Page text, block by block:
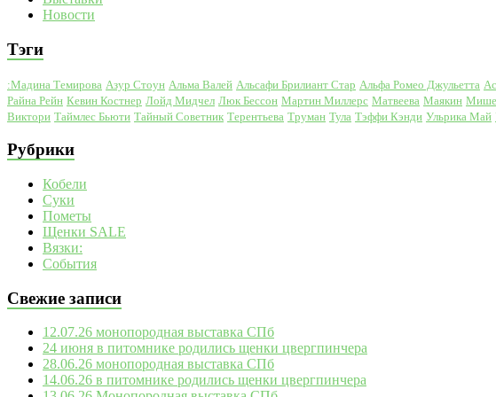
Новости
Тэги
:Мадина Темирова Азур Стоун Альма Валей Альсафи Брилиант Стар Альфа Ромео Джульетта
Райна Рейн Кевин Костнер Лойд Мидчел Люк Бессон Мартин Миллерс Матвеева Маякин
Виктори Таймлес Бьюти Тайный Советник Терентьева Труман Тула Тэффи Кэнди Ульрика Май
Рубрики
Кобели
Суки
Пометы
Щенки SALE
Вязки:
События
Свежие записи
12.07.26 монопородная выставка СПб
24 июня в питомнике родились щенки цвергпинчера
28.06.26 монопородная выставка СПб
14.06.26 в питомнике родились щенки цвергпинчера